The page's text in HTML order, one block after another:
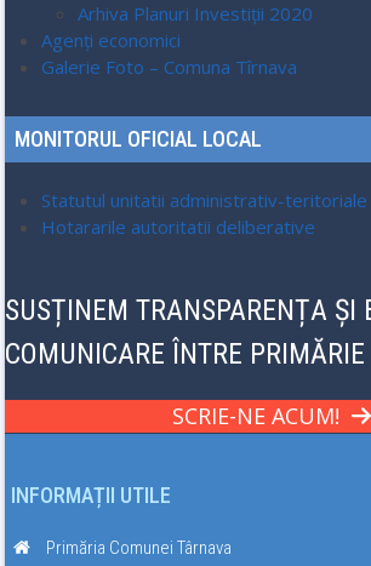
Arhiva Planuri Investiții 2020
Agenți economici
Galerie Foto – Comuna Tîrnava
MONITORUL OFICIAL LOCAL
Statutul unitatii administrativ-teritoriale
Hotararile autoritatii deliberative
SUSȚINEM TRANSPARENȚA ȘI
COMUNICARE ÎNTRE
SCRIE-NE ACUM!
INFORMAȚII UTILE
Primăria Comunei Târnava